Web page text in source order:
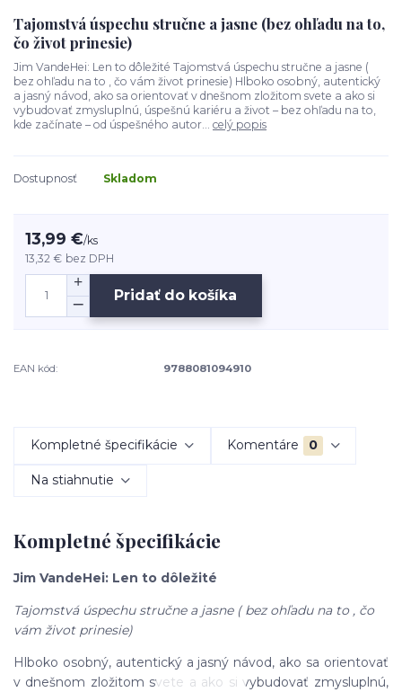
Tajomstvá úspechu stručne a jasne (bez ohľadu na to,
čo život prinesie)
Jim VandeHei: Len to dôležité Tajomstvá úspechu stručne a jasne (
bez ohľadu na to , čo vám život prinesie) Hlboko osobný, autentický
a jasný návod, ako sa orientovať v dnešnom zložitom svete a ako si
vybudovať zmysluplnú, úspešnú kariéru a život – bez ohľadu na to,
kde začínate – od úspešného autor... celý popis
Dostupnosť Skladom
13,99 €/ks
13,32 € bez DPH
Pridať do košíka
EAN kód: 9788081094910
Kompletné špecifikácie Komentáre 0
Na stiahnutie
Kompletné špecifikácie
Jim VandeHei: Len to dôležité
Tajomstvá úspechu stručne a jasne ( bez ohľadu na to , čo
vám život prinesie)
Hlboko osobný, autentický a jasný návod, ako sa orientovať
v dnešnom zložitom svete a ako si vybudovať zmysluplnú,